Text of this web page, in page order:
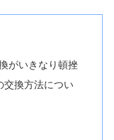
がいきなり頓挫
交換方法につい